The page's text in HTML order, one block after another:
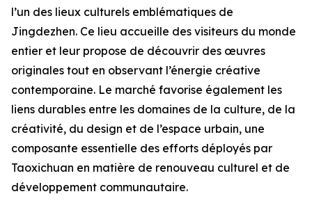
l’un des lieux culturels emblématiques de
Jingdezhen. Ce lieu accueille des visiteurs du monde
entier et leur propose de découvrir des œuvres
originales tout en observant l’énergie créative
contemporaine. Le marché favorise également les
liens durables entre les domaines de la culture, de la
créativité, du design et de l’espace urbain, une
composante essentielle des efforts déployés par
Taoxichuan en matière de renouveau culturel et de
développement communautaire.